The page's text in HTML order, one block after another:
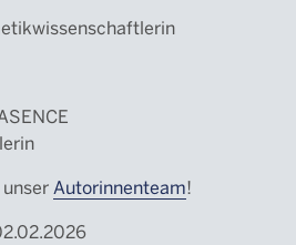
Autorinnenteam!